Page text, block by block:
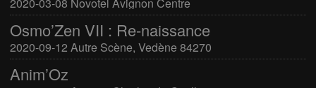
Osmo’Zen VII : Re-naissance
2020-09-12 Autre Scène, Vedène 84270
Anim’Oz